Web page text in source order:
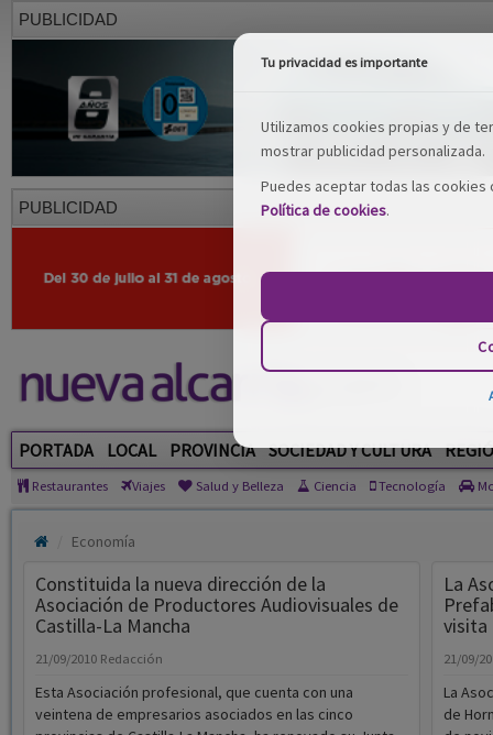
PUBLICIDAD
PUBLICIDAD
PORTADA LOCAL PROVINCIA SOCIEDAD Y CULTURA
Restaurantes Viajes Salud y Belleza Ciencia Tecnología
Economía
Constituida la nueva dirección de la
Asociación de Productores Audiovisuales de
Castilla-La Mancha
21/09/2010 Redacción
Esta Asociación profesional, que cuenta con una
veintena de empresarios asociados en las cinco
La
visita
21/09/
La
de
Tu privacidad es importante
Utilizamos cookies propias y de
mostrar publicidad personalizada.
Puedes aceptar todas las
Política de cookies.